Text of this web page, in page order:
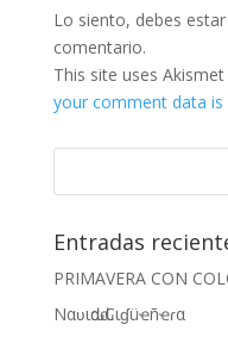
Lo siento, debes estar
comentario.
This site uses
your comment data is
Entradas
PRIMAVERA CON
Nαʋιԃαԃ Cιɠüҽñҽɾα